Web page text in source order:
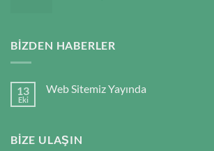
BIZDEN HABERLER
13
Eki
Web Sitemiz Yayında
BIZE ULAŞIN